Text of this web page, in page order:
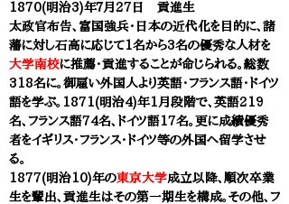
1870(明治3)年７月27日 貢進生
太政官布告、富国強兵・日本の近代化を目的に、諸
藩に対し石高に応じて1名から3名の優秀な人材を
大学南校に推薦・貢進することが命じられる。総数
318名に。御雇い外国人より英語・フランス語・ドイツ
語を学ぶ。1871(明治4)年1月段階で、英語219
名、フランス語74名、ドイツ語17名。更に成績優秀
者をイギリス・フランス・ドイツ等の外国へ留学させ
る。
1877(明治10)年の東京大学成立以降、順次卒業
生を輩出、貢進生はその第一期生を構成。その他、 フ